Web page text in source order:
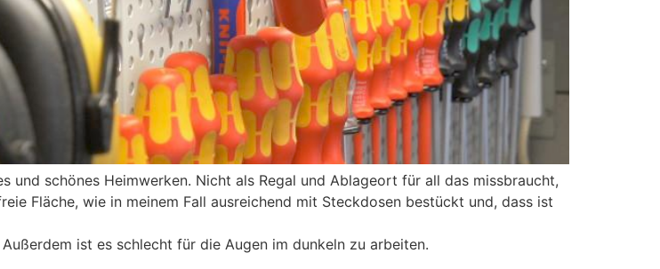
und schönes Heimwerken. Nicht als Regal und Ablageort für all das missbraucht,
Fläche, wie in meinem Fall ausreichend mit Steckdosen bestückt und, dass ist
ist es schlecht für die Augen im dunkeln zu arbeiten.